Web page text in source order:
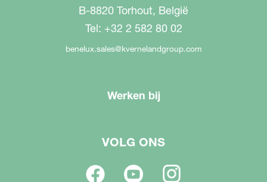
B-8820 Torhout, België
Tel: +32 2 582 80 02
benelux.sales@kvernelandgroup.com
Werken bij
VOLG ONS